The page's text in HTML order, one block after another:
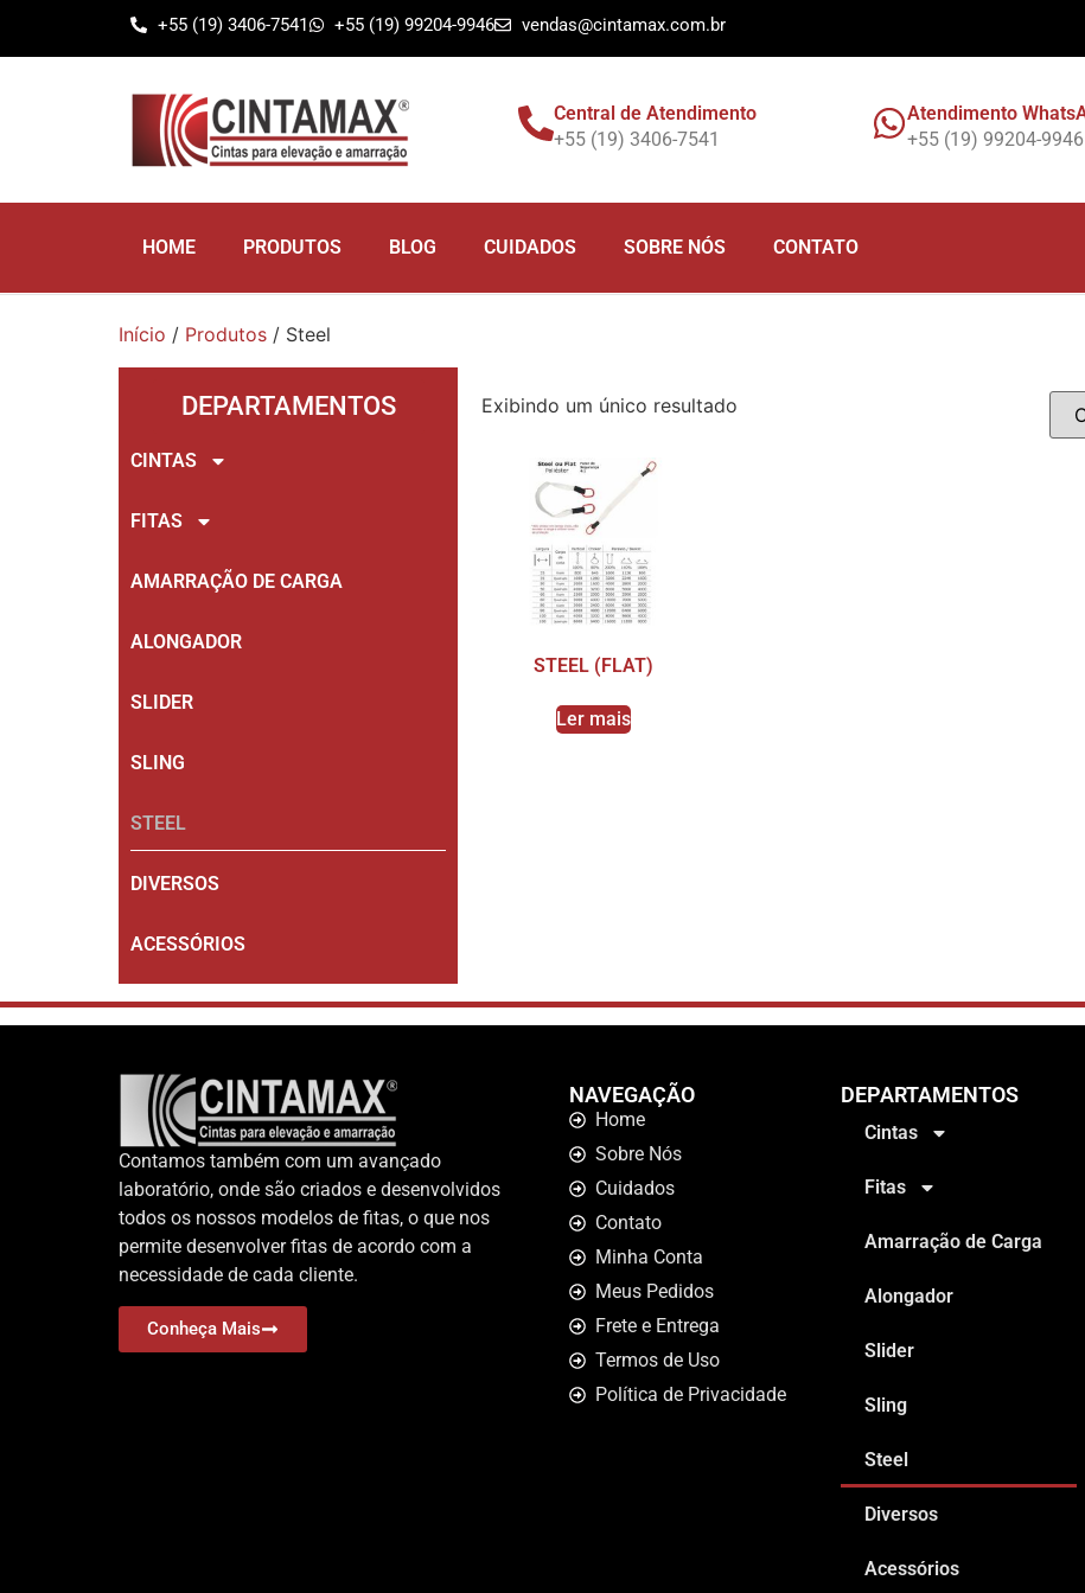
+55 (19) 3406-7541 +55 (19) 99204-9946 vendas@cintamax.com.br
Central de Atendimento
+55 (19) 3406-7541
Atendimento
+55 (19) 99204-9946
HOME PRODUTOS BLOG CUIDADOS SOBRE NÓS CONTATO
Início / Produtos / Steel
DEPARTAMENTOS
CINTAS
FITAS
AMARRAÇÃO DE CARGA
ALONGADOR
SLIDER
SLING
STEEL
DIVERSOS
ACESSÓRIOS
Exibindo um único resultado
STEEL (FLAT)
Ler mais
Contamos também com um avançado
laboratório, onde são criados e desenvolvidos
todos os nossos modelos de fitas, o que nos
permite desenvolver fitas de acordo com a
necessidade de cada cliente.
Conheça Mais
NAVEGAÇÃO
Home
Sobre Nós
Cuidados
Contato
Minha Conta
Meus Pedidos
Frete e Entrega
Termos de Uso
Política de Privacidade
DEPARTAMENTOS
Cintas
Fitas
Amarração de Carga
Alongador
Slider
Sling
Steel
Diversos
Acessórios